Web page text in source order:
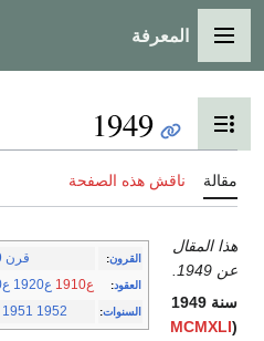
القائمة الرئيسية
المعرفة
تبديل عرض جدول المحتويات
1949
مقالة ناقش هذه الصفحة
القرون: قرن 19
العقود: ع1910 ع1920 ع1930
السنوات:
1951 1952
هذا المقال
عن 1949.
سنة 1949
(
MCMXLI